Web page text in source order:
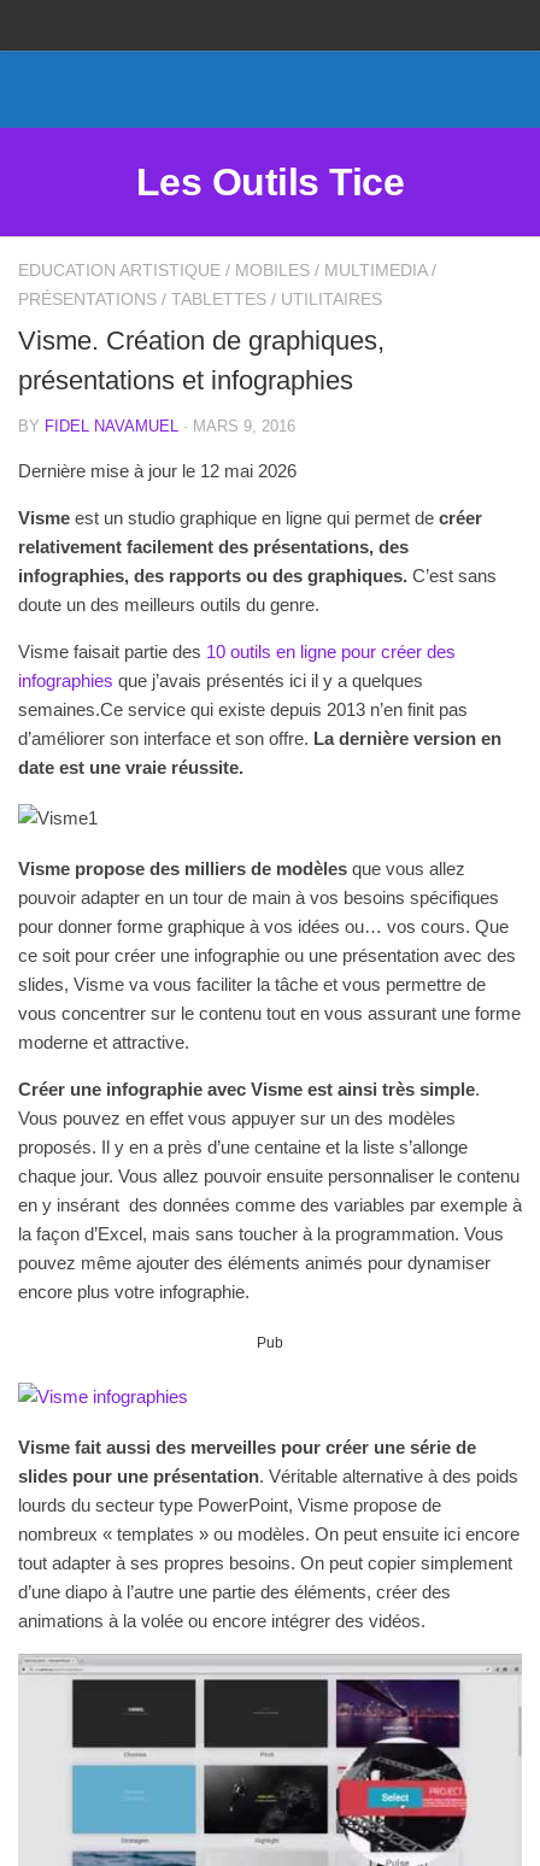
Les Outils Tice
EDUCATION ARTISTIQUE / MOBILES / MULTIMEDIA /
PRÉSENTATIONS / TABLETTES / UTILITAIRES
Visme. Création de graphiques,
présentations et infographies
BY FIDEL NAVAMUEL · MARS 9, 2016
Dernière mise à jour le 12 mai 2026
Visme est un studio graphique en ligne qui permet de créer
relativement facilement des présentations, des
infographies, des rapports ou des graphiques. C’est sans
doute un des meilleurs outils du genre.
Visme faisait partie des 10 outils en ligne pour créer des
infographies que j’avais présentés ici il y a quelques
semaines.Ce service qui existe depuis 2013 n’en finit pas
d’améliorer son interface et son offre. La dernière version en
date est une vraie réussite.
Visme propose des milliers de modèles que vous allez
pouvoir adapter en un tour de main à vos besoins spécifiques
pour donner forme graphique à vos idées ou… vos cours. Que
ce soit pour créer une infographie ou une présentation avec des
slides, Visme va vous faciliter la tâche et vous permettre de
vous concentrer sur le contenu tout en vous assurant une forme
moderne et attractive.
Créer une infographie avec Visme est ainsi très simple.
Vous pouvez en effet vous appuyer sur un des modèles
proposés. Il y en a près d’une centaine et la liste s’allonge
chaque jour. Vous allez pouvoir ensuite personnaliser le contenu
en y insérant des données comme des variables par exemple à
la façon d’Excel, mais sans toucher à la programmation. Vous
pouvez même ajouter des éléments animés pour dynamiser
encore plus votre infographie.
Pub
Visme fait aussi des merveilles pour créer une série de
slides pour une présentation. Véritable alternative à des poids
lourds du secteur type PowerPoint, Visme propose de
nombreux « templates » ou modèles. On peut ensuite ici encore
tout adapter à ses propres besoins. On peut copier simplement
d’une diapo à l’autre une partie des éléments, créer des
animations à la volée ou encore intégrer des vidéos.